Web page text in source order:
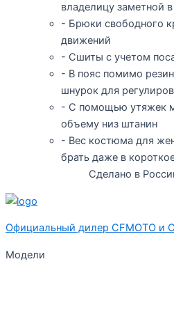
владелицу заметной
- Брюки свободного
движений
- Сшиты с учетом
- В пояс помимо
шнурок для
- С помощью утяжек
объему низ штанин
- Вес костюма для
брать даже в
Сделано в
Официальный дилер CFMOTO и
Модели